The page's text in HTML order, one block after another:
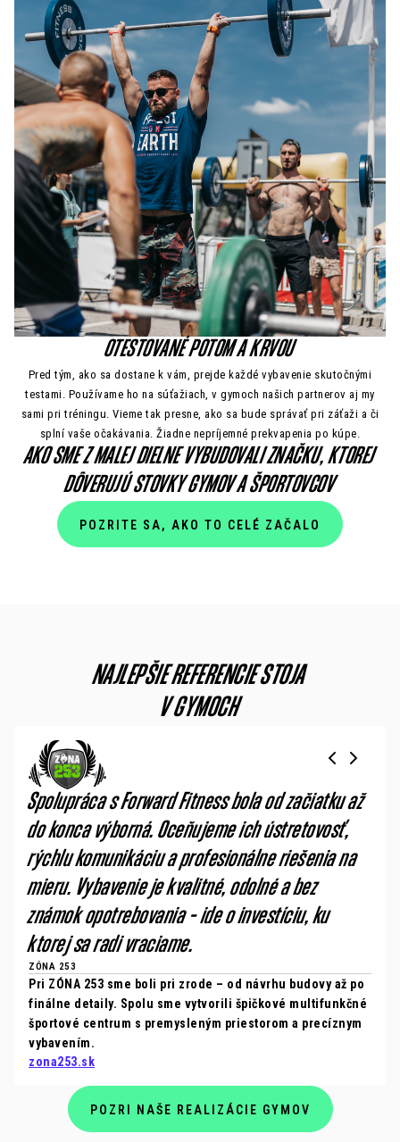
OTESTOVANÉ POTOM A KRVOU
Pred tým, ako sa dostane k vám, prejde každé vybavenie skutočnými
testami. Používame ho na súťažiach, v gymoch našich partnerov aj my
sami pri tréningu. Vieme tak presne, ako sa bude správať pri záťaži a či
splní vaše očakávania. Žiadne nepríjemné prekvapenia po kúpe.
AKO SME Z MALEJ DIELNE VYBUDOVALI ZNAČKU, KTOREJ
DÔVERUJÚ STOVKY GYMOV A ŠPORTOVCOV
POZRITE SA, AKO TO CELÉ ZAČALO
NAJLEPŠIE REFERENCIE STOJA
V GYMOCH
Spolupráca s Forward Fitness bola od začiatku až
do konca výborná. Oceňujeme ich ústretovosť,
rýchlu komunikáciu a profesionálne riešenia na
mieru. Vybavenie je kvalitné, odolné a bez
známok opotrebovania – ide o investíciu, ku
ktorej sa radi vraciame.
ZÓNA 253
Pri ZÓNA 253 sme boli pri zrode – od návrhu budovy až po
finálne detaily. Spolu sme vytvorili špičkové multifunkčné
športové centrum s premysleným priestorom a precíznym
vybavením.
zona253.sk
POZRI NAŠE REALIZÁCIE GYMOV